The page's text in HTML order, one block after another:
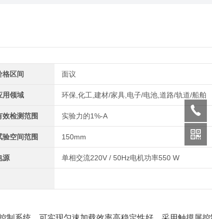
格区间 面议
用领域 环保,化工,建材/家具,电子/电池,道路/轨道/船舶
效检测范围 实验力的1%-A
验空间范围 150mm
源 单相交流220V / 50Hz电机功率550 W